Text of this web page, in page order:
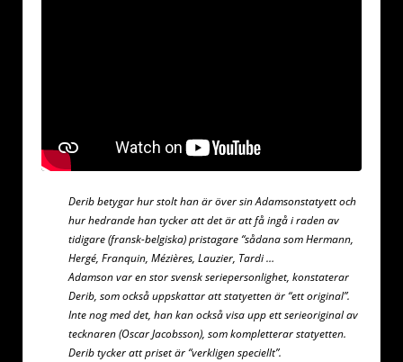
Derib betygar hur stolt han är över sin Adamsonstatyett och
hur hedrande han tycker att det är att få ingå i raden av
tidigare (fransk-belgiska) pristagare “sådana som Hermann,
Hergé, Franquin, Mézières, Lauzier, Tardi …
Adamson var en stor svensk seriepersonlighet, konstaterar
Derib, som också uppskattar att statyetten är “ett original”.
Inte nog med det, han kan också visa upp ett serieoriginal av
tecknaren (Oscar Jacobsson), som kompletterar statyetten.
Derib tycker att priset är “verkligen speciellt”.